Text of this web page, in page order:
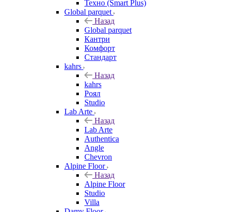
Техно (Smart Plus)
Global parquet
Назад
Global parquet
Кантри
Комфорт
Стандарт
kahrs
Назад
kahrs
Роял
Studio
Lab Arte
Назад
Lab Arte
Authentica
Angle
Chevron
Alpine Floor
Назад
Alpine Floor
Studio
Villa